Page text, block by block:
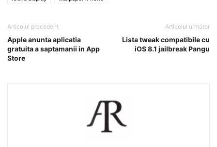
Articolul precedent
Apple anunta aplicatia
gratuita a saptamanii in App
Store
Articolul următor
Lista tweak compatibile cu
iOS 8.1 jailbreak Pangu